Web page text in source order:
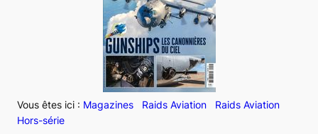
c
h
e
r
Vous êtes ici : Magazines Raids Aviation
Raids Aviation
Hors-série